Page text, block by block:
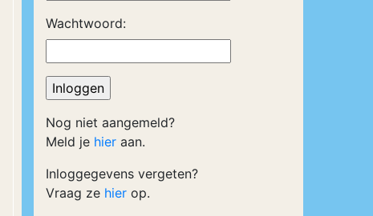
Wachtwoord:
Nog niet aangemeld?
Meld je hier aan.
Inloggegevens vergeten?
Vraag ze hier op.